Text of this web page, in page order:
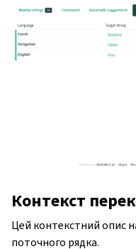
Контекст
Цей контекстний опис
поточного рядка.